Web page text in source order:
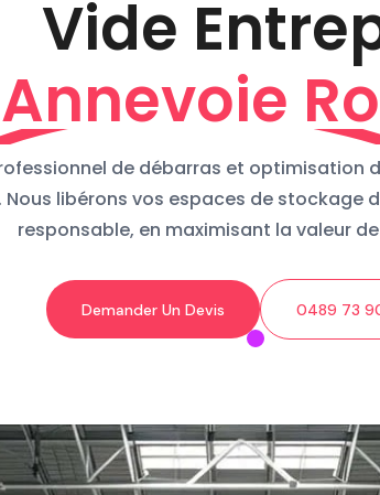
Vide
de débarras et optimisation
Nous libérons vos espaces de stockage
responsable, en maximisant la valeur
Demander Un Devis 0489 73